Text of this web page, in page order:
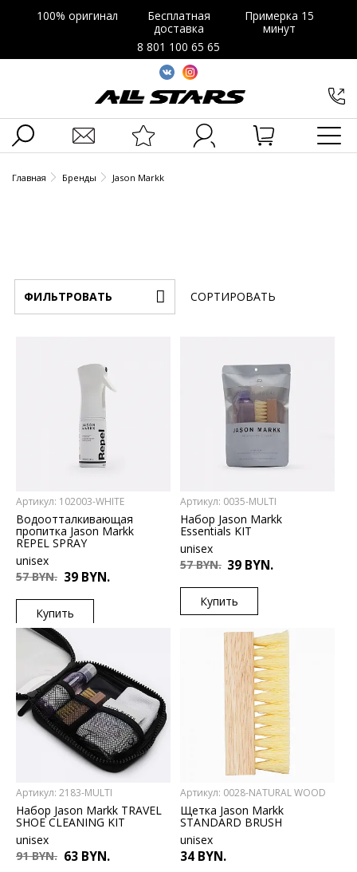
100% оригинал
Бесплатная
доставка
Примерка 15
минут
8 801 100 65 65
Главная Бренды Jason Markk
ФИЛЬТРОВАТЬ СОРТИРОВАТЬ
Спорт и стиль
Ухаживающие средства
Женщины
Цена
От
До
СКРЫТЬ ФИЛЬТР
Артикул: 102003-WHITE
Водоотталкивающая
пропитка Jason Markk
REPEL SPRAY
unisex
57 BYN. 39 BYN.
Купить
ONESIZE
Артикул: 0035-MULTI
Набор Jason Markk
Essentials KIT
unisex
57 BYN. 39 BYN.
Купить
ONESIZE
Артикул: 2183-MULTI
Набор Jason Markk TRAVEL
SHOE CLEANING KIT
unisex
91 BYN. 63 BYN.
Артикул: 0028-NATURAL WOOD
Щетка Jason Markk
STANDARD BRUSH
unisex
34 BYN.